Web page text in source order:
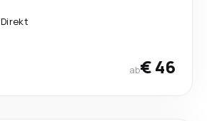
Direkt
ab€ 46